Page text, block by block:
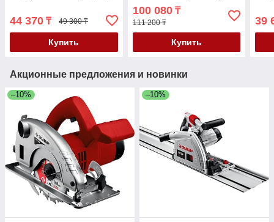
44 370 ₸ 49 300 ₸
Купить
100 080₸
111 200 ₸
Купить
39
Акционные предложения и новинки
–10% –10%